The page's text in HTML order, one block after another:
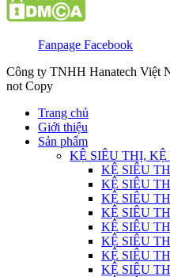
Fanpage Facebook
Công ty TNHH Hanatech Việt
not Copy
Trang chủ
Giới thiệu
Sản phẩm
KỆ SIÊU THỊ,
KỆ SIÊU
KỆ SIÊU
KỆ SIÊU
KỆ SIÊU
KỆ SIÊU
KỆ SIÊU
KỆ SIÊU
KỆ SIÊU